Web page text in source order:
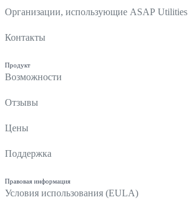
Организации, использующие ASAP Utilities
Контакты
Продукт
Возможности
Отзывы
Цены
Поддержка
Правовая информация
Условия использования (EULA)